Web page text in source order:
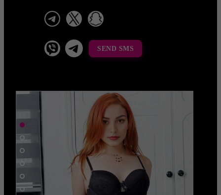
telegram
viber Telegram La Celestina
SEND SMS